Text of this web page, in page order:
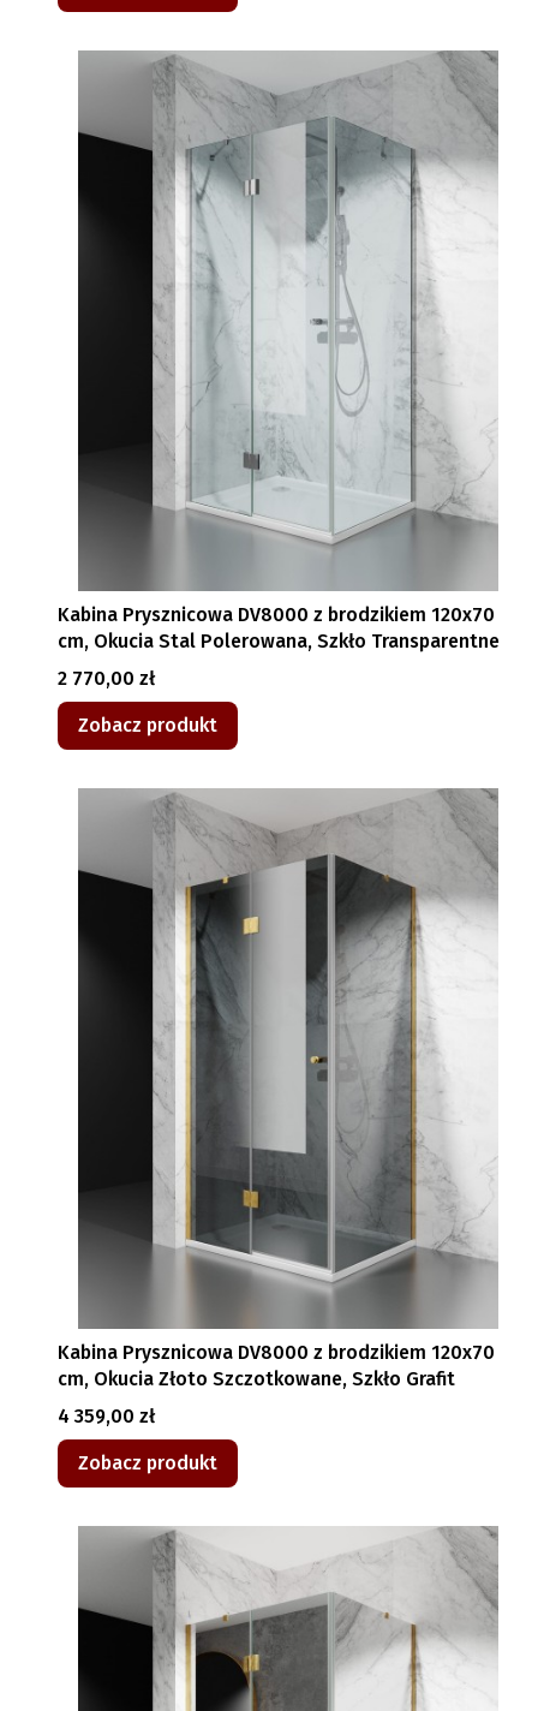
Kabina Prysznicowa DV8000 z brodzikiem 120x70
cm, Okucia Stal Polerowana, Szkło Transparentne
Cena
2 770,00 zł
Zobacz produkt
Kabina Prysznicowa DV8000 z brodzikiem 120x70
cm, Okucia Złoto Szczotkowane, Szkło Grafit
Cena
4 359,00 zł
Zobacz produkt